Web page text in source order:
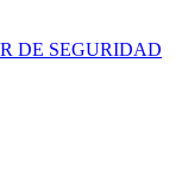
DE SEGURIDAD